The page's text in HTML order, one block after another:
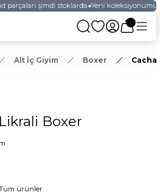
şimdi stoklarda. Yeni
Alt İç Giyim Boxer
Boxer
ürünler